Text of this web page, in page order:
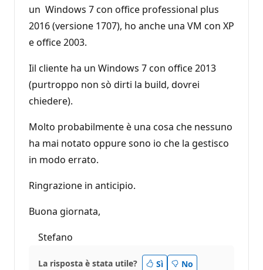
un Windows 7 con office professional plus
2016 (versione 1707), ho anche una VM con XP
e office 2003.
Iil cliente ha un Windows 7 con office 2013
(purtroppo non sò dirti la build, dovrei
chiedere).
Molto probabilmente è una cosa che nessuno
ha mai notato oppure sono io che la gestisco
in modo errato.
Ringrazione in anticipio.
Buona giornata,
Stefano
La risposta è stata utile? Sì No